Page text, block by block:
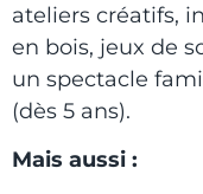
ateliers créatifs,
en bois, jeux de
un spectacle
(dès 5 ans).
Mais aussi :